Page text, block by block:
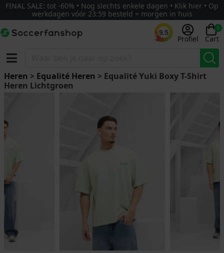
FINAL SALE: tot -60% • Nog slechts enkele dagen • Klik hier • Op
werkdagen vóór 23:59 besteld = morgen in huis
9.5
Profiel
0
Cart
Heren > Equalité Heren > Equalité Yuki Boxy T-Shirt
Heren Lichtgroen